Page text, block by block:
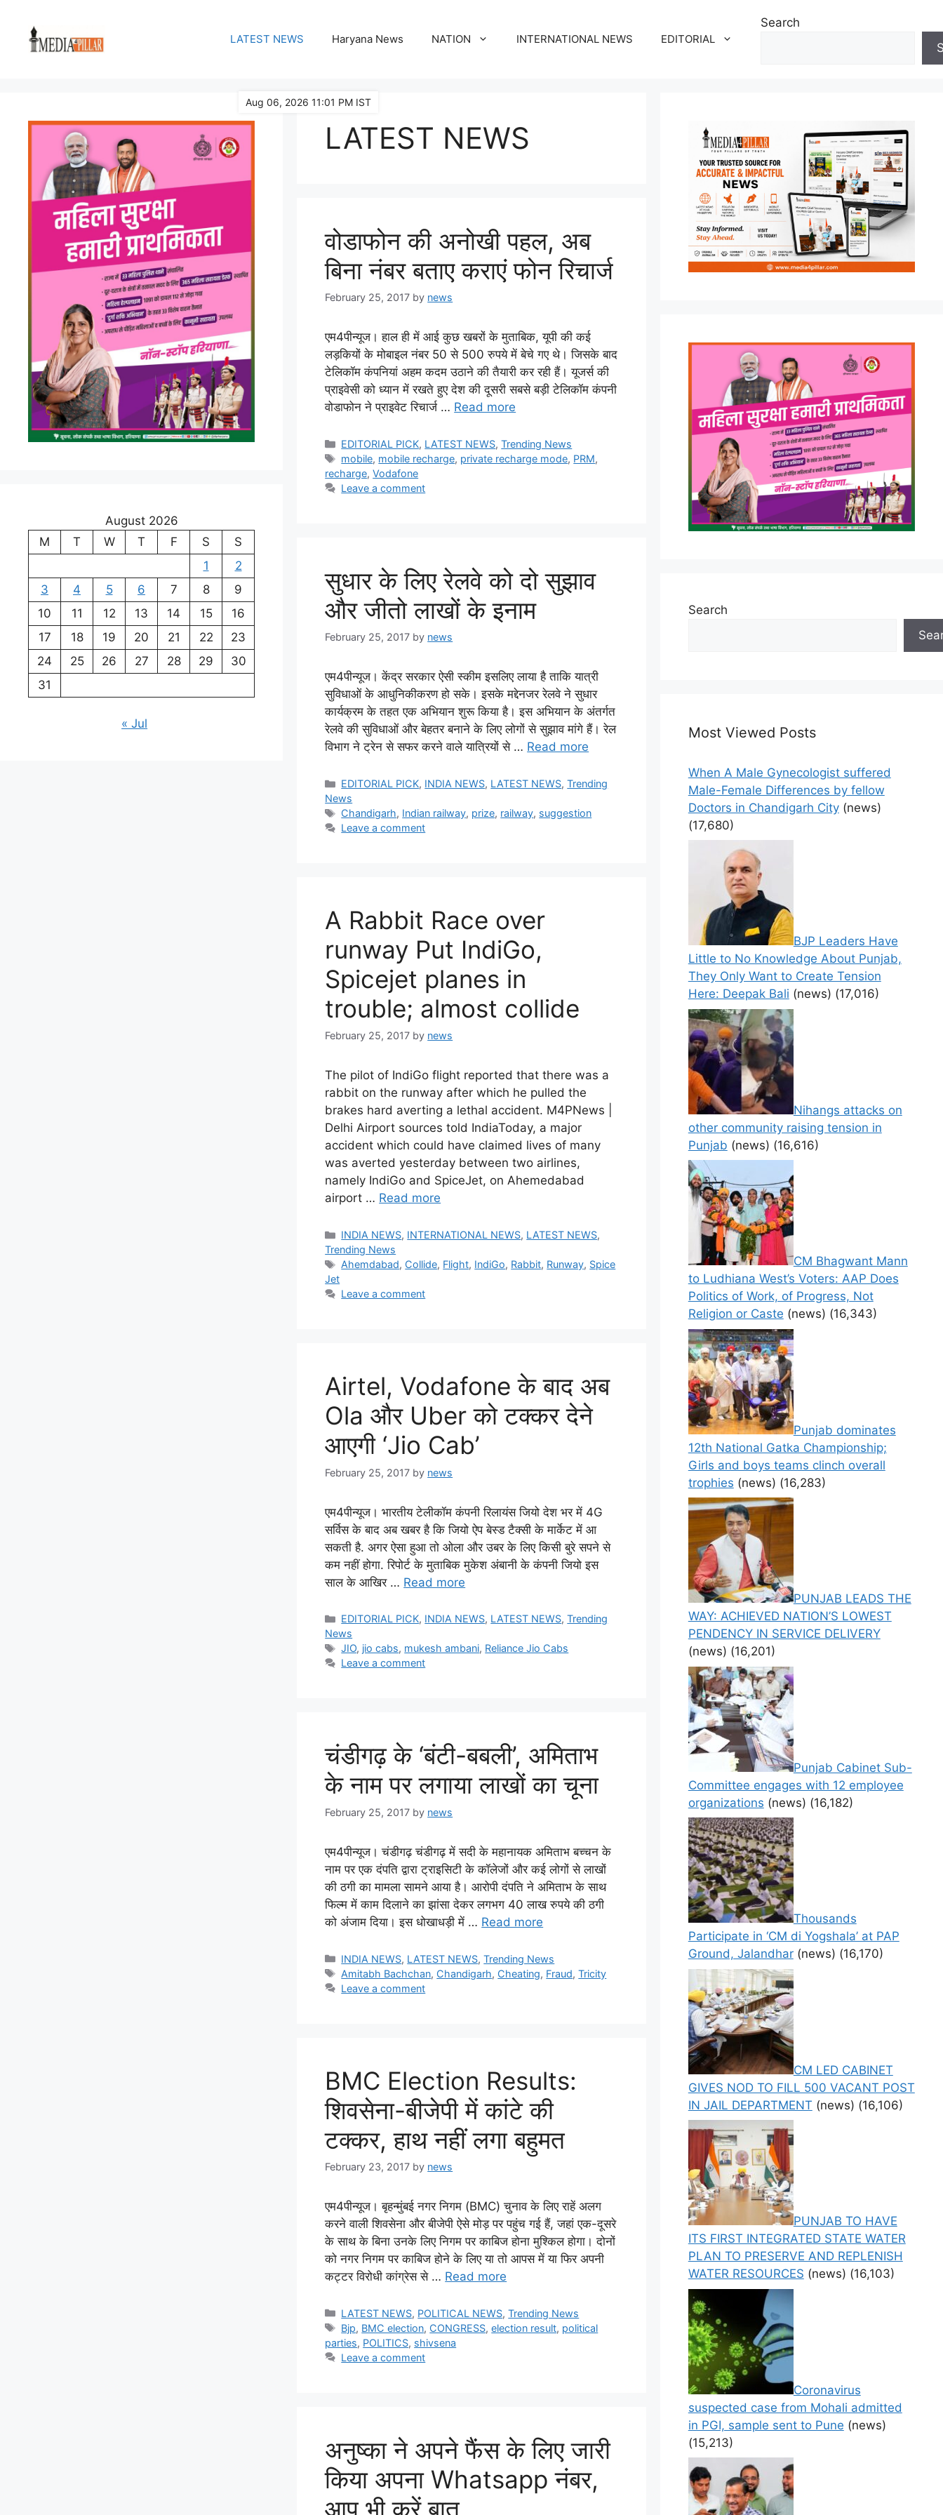
content
LATEST NEWS Haryana News NATION INTERNATIONAL NEWS EDITORIAL
Search
LATEST NEWS
वोडाफोन की अनोखी पहल, अब
बिना नंबर बताए कराएं फोन रिचार्ज
February 25, 2017 by news
एम4पीन्यूज। हाल ही में आई कुछ खबरों के मुताबिक, यूपी की कई
लड़कियों के मोबाइल नंबर 50 से 500 रुपये में बेचे गए थे। जिसके बाद
टेलिकॉम कंपनियां अहम कदम उठाने की तैयारी कर रही हैं। यूजर्स की
प्राइवेसी को ध्यान में रखते हुए देश की दूसरी सबसे बड़ी टेलिकॉम कंपनी
वोडाफोन ने प्राइवेट रिचार्ज … Read more
Categories
EDITORIAL PICK, LATEST NEWS,Trending News
Tags
mobile, mobile recharge, private recharge mode, PRM,
recharge,Vodafone
Leave a comment
सुधार के लिए रेलवे को दो सुझाव
और जीतो लाखों के इनाम
February 25, 2017 by news
एम4पीन्यूज। केंद्र सरकार ऐसी स्कीम इसलिए लाया है ताकि यात्री
सुविधाओं के आधुनिकीकरण हो सके। इसके मद्देनजर रेलवे ने सुधार
कार्यक्रम के तहत एक अभियान शुरू किया है। इस अभियान के अंतर्गत
रेलवे की सुविधाओं और बेहतर बनाने के लिए लोगों से सुझाव मांगे हैं। रेल
विभाग ने ट्रेन से सफर करने वाले यात्रियों से … Read more
Categories
EDITORIAL PICK, INDIA NEWS, LATEST NEWS,Trending
News
Tags
Chandigarh, Indian railway, prize, railway, suggestion
Leave a comment
A Rabbit Race over
runway Put IndiGo,
Spicejet planes in
trouble; almost collide
February 25, 2017 by news
The pilot of IndiGo flight reported that there was a
rabbit on the runway after which he pulled the
brakes hard averting a lethal accident. M4PNews |
Delhi Airport sources told IndiaToday, a major
accident which could have claimed lives of many
was averted yesterday between two airlines,
namely IndiGo and SpiceJet, on Ahemedabad
airport … Read more
Categories
INDIA NEWS, INTERNATIONAL NEWS, LATEST NEWS,
Trending News
Tags
Ahemdabad, Collide, Flight, IndiGo, Rabbit, Runway, Spice
Jet
Leave a comment
Airtel, Vodafone के बाद अब
Ola और Uber को टक्कर देने
आएगी ‘Jio Cab’
February 25, 2017 by news
एम4पीन्यूज। भारतीय टेलीकॉम कंपनी रिलायंस जियो देश भर में 4G
सर्विस के बाद अब खबर है कि जियो ऐप बेस्ड टैक्सी के मार्केट में आ
सकती है. अगर ऐसा हुआ तो ओला और उबर के लिए किसी बुरे सपने से
कम नहीं होगा. रिपोर्ट के मुताबिक मुकेश अंबानी के कंपनी जियो इस
साल के आखिर … Read more
Categories
EDITORIAL PICK, INDIA NEWS, LATEST NEWS,Trending
News
Tags
JIO, jio cabs, mukesh ambani, Reliance Jio Cabs
Leave a comment
चंडीगढ़ के ‘बंटी-बबली’, अमिताभ
के नाम पर लगाया लाखों का चूना
February 25, 2017 by news
एम4पीन्यूज। चंडीगढ़ चंडीगढ़ में सदी के महानायक अमिताभ बच्चन के
नाम पर एक दंपति द्वारा ट्राइसिटी के कॉलेजों और कई लोगों से लाखों
की ठगी का मामला सामने आया है। आरोपी दंपति ने अमिताभ के साथ
फिल्म में काम दिलाने का झांसा देकर लगभग 40 लाख रुपये की ठगी
को अंजाम दिया। इस धोखाधड़ी में … Read more
Categories
INDIA NEWS, LATEST NEWS,Trending News
Tags
Amitabh Bachchan, Chandigarh, Cheating, Fraud,Tricity
Leave a comment
BMC Election Results:
शिवसेना-बीजेपी में कांटे की
टक्कर, हाथ नहीं लगा बहुमत
February 23, 2017 by news
एम4पीन्यूज। बृहन्मुंबई नगर निगम (BMC) चुनाव के लिए राहें अलग
करने वाली शिवसेना और बीजेपी ऐसे मोड़ पर पहुंच गई हैं, जहां एक-दूसरे
के साथ के बिना उनके लिए निगम पर काबिज होना मुश्किल होगा। दोनों
को नगर निगम पर काबिज होने के लिए या तो आपस में या फिर अपनी
कट्टर विरोधी कांग्रेस से … Read more
Categories
LATEST NEWS, POLITICAL NEWS,Trending News
Tags
Bjp, BMC election, CONGRESS,election result, political
parties, POLITICS, shivsena
Leave a comment
अनुष्का ने अपने फैंस के लिए जारी
किया अपना Whatsapp नंबर,
आप भी करें बात
August 2026
M
T W T F S
S
1
2
3
4 5 6 7 8
9
10
11 12 13 14 15
16
17
18 19 20 21 22
23
24
25 26 27 28 29
30
31
« Jul
Search
Most Viewed Posts
When A Male Gynecologist suffered
Male-Female Differences by fellow
Doctors in Chandigarh City (news)
(17,680)
BJP Leaders Have
Little to No Knowledge About Punjab,
They Only Want to Create Tension
Here: Deepak Bali (news) (17,016)
Nihangs attacks on
other community raising tension in
Punjab (news) (16,616)
CM Bhagwant Mann
to Ludhiana West’s Voters: AAP Does
Politics of Work, of Progress, Not
Religion or Caste (news) (16,343)
Punjab dominates
12th National Gatka Championship;
Girls and boys teams clinch overall
trophies (news) (16,283)
PUNJAB LEADS THE
WAY: ACHIEVED NATION’S LOWEST
PENDENCY IN SERVICE DELIVERY
(news) (16,201)
Punjab Cabinet Sub-
Committee engages with 12 employee
organizations (news) (16,182)
Thousands
Participate in ‘CM di Yogshala’ at PAP
Ground, Jalandhar (news) (16,170)
CM LED CABINET
GIVES NOD TO FILL 500 VACANT POST
IN JAIL DEPARTMENT (news) (16,106)
PUNJAB TO HAVE
ITS FIRST INTEGRATED STATE WATER
PLAN TO PRESERVE AND REPLENISH
WATER RESOURCES (news) (16,103)
Coronavirus
suspected case from Mohali admitted
in PGI, sample sent to Pune (news)
(15,213)
Aug 06, 2026 11:01 PM IST